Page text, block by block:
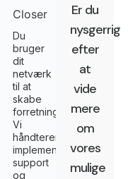
Closer
Du
bruger
dit
netværk
til at
skabe
forretninger.
Vi
håndterer
implementering,
support
og
Er du
nysgerrig
efter
at
vide
mere
om
vores
mulige